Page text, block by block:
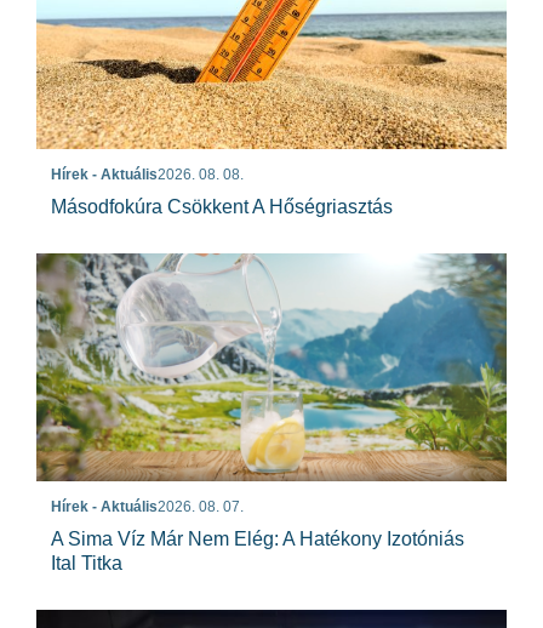
Hírek - Aktuális2026. 08. 08.
Másodfokúra Csökkent A Hőségriasztás
Hírek - Aktuális2026. 08. 07.
A Sima Víz Már Nem Elég: A Hatékony Izotóniás
Ital Titka